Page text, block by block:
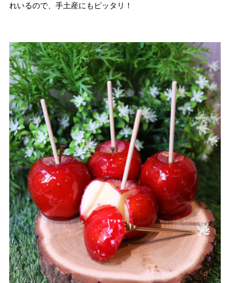
れいるので、手土産にもピッタリ！